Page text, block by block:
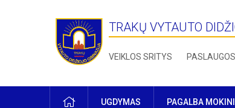
TRAKŲ VYTAUTO
VEIKLOS SRITYS PASLAUGOS
PRADŽIAUGDYMAS PAGALBA